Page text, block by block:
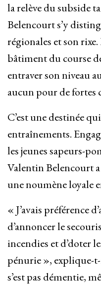
la relève du subside
Belencourt s’y
régionales et son
bâtiment du course
entraver son niveau
aucun pour de fortes
C’est une destinée
entraînements.
les jeunes sapeurs-
Valentin Belencourt
une noumène loyale
« J’avais préférence
d’annoncer le
incendies et d’doter
pénurie », explique-
s’est pas démentie,